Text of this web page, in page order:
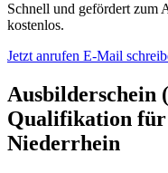
Schnell und gefördert zum
kostenlos.
Jetzt anrufen E-Mail
Ausbilderschein
Qualifikation für
Niederrhein